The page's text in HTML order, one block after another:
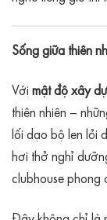
Sống giữa thiên
Với mật độ xây
thiên nhiên –
lối dạo bộ len lỏi
hơi thở nghỉ
clubhouse phong